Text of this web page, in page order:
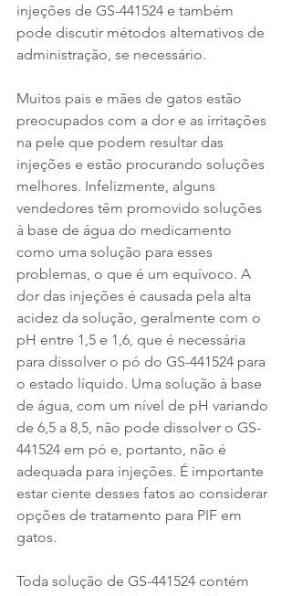
injeções de GS-441524 e também
pode discutir métodos alternativos de
administração, se necessário.
Muitos pais e mães de gatos estão
preocupados com a dor e as irritações
na pele que podem resultar das
injeções e estão procurando soluções
melhores. Infelizmente, alguns
vendedores têm promovido soluções
à base de água do medicamento
como uma solução para esses
problemas, o que é um equívoco. A
dor das injeções é causada pela alta
acidez da solução, geralmente com o
pH entre 1,5 e 1,6, que é necessária
para dissolver o pó do GS-441524 para
o estado líquido. Uma solução à base
de água, com um nível de pH variando
de 6,5 a 8,5, não pode dissolver o GS-
441524 em pó e, portanto, não é
adequada para injeções. É importante
estar ciente desses fatos ao considerar
opções de tratamento para PIF em
gatos.
Toda solução de GS-441524 contém